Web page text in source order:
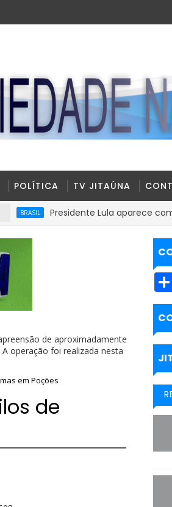
POLÍTICA TV JITAÚNA
Presidente Lula aparece com 39%
de aproximadamente
operação foi realizada nesta
em Poções
de